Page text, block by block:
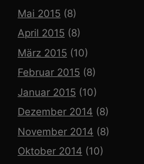
Mai 2015 (8)
April 2015 (8)
März 2015 (10)
Februar 2015 (8)
Januar 2015 (10)
Dezember 2014 (8)
November 2014 (8)
Oktober 2014 (10)